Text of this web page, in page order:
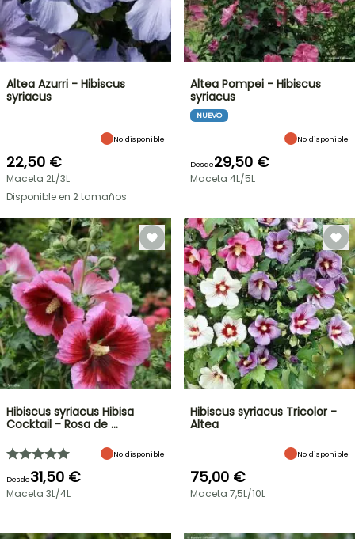
Altea Azurri - Hibiscus
syriacus
No disponible
22,50 €
Maceta 2L/3L
Disponible en 2 tamaños
Altea Pompei - Hibiscus
syriacus
NUEVO
No disponible
Desde29,50 €
Maceta 4L/5L
Hibiscus syriacus Hibisa
Cocktail - Rosa de …
No disponible
Desde31,50 €
Maceta 3L/4L
Hibiscus syriacus Tricolor -
Altea
No disponible
75,00 €
Maceta 7,5L/10L